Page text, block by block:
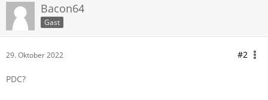
Bacon64
Gast
29. Oktober 2022 #2
PDC?